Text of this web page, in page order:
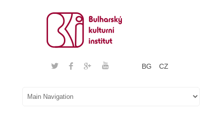
BG CZ